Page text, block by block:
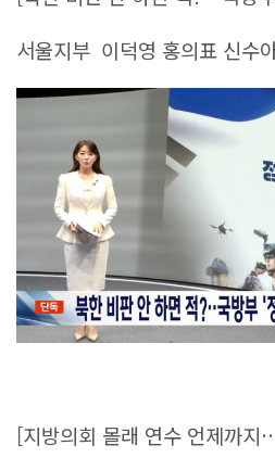
서울지부 이덕영 홍의표 신수
[지방의회 몰래 연수 언제까